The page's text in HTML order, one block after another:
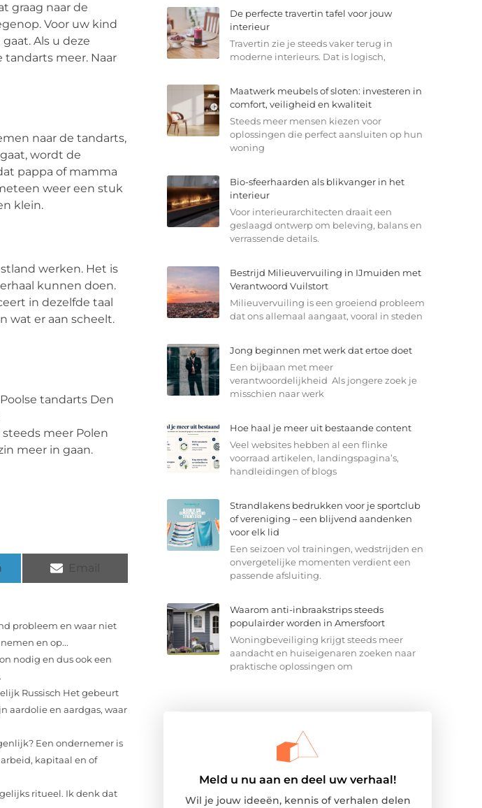
graag naar de
Voor uw kind
Als u deze
meer. Naar
naar de tandarts,
wordt de
pappa of mamma
weer een stuk
klein.
werken. Het is
kunnen doen.
in dezelfde taal
wat er aan scheelt.
tandarts Den
meer Polen
meer in gaan.
probleem en waar niet
en op...
nodig en dus ook een
Russisch Het gebeurt
aardolie en aardgas, waar
Een ondernemer is
kapitaal en of
ritueel. Ik denk dat
De perfecte travertin tafel voor jouw
interieur
Travertin zie je steeds vaker terug in
moderne interieurs. Dat is logisch,
Maatwerk meubels of sloten: investeren in
comfort, veiligheid en kwaliteit
Steeds meer mensen kiezen voor
oplossingen die perfect aansluiten op hun
woning
Bio-sfeerhaarden als blikvanger in het
interieur
Voor interieurarchitecten draait een
geslaagd ontwerp om beleving, balans en
verrassende details.
Bestrijd Milieuvervuiling in IJmuiden met
Verantwoord Vuilstort
Milieuvervuiling is een groeiend probleem
dat ons allemaal aangaat, vooral in steden
Jong beginnen met werk dat ertoe doet
Een bijbaan met meer
verantwoordelijkheid Als jongere zoek je
misschien naar werk
Hoe haal je meer uit bestaande content
Veel websites hebben al een flinke
voorraad artikelen, landingspagina’s,
handleidingen of blogs
Strandlakens bedrukken voor je sportclub
of vereniging – een blijvend aandenken
voor elk lid
Een seizoen vol trainingen, wedstrijden en
onvergetelijke momenten verdient een
passende afsluiting.
Waarom anti-inbraakstrips steeds
populairder worden in Amersfoort
Woningbeveiliging krijgt steeds meer
aandacht en huiseigenaren zoeken naar
praktische oplossingen om
Meld u nu aan en deel uw verhaal!
Wil je jouw ideeën, kennis of verhalen delen